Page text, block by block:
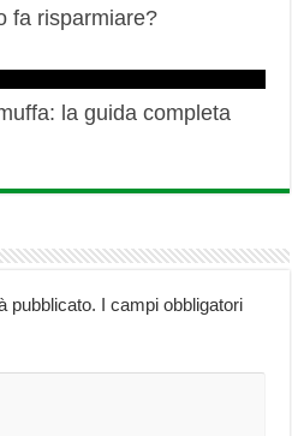
fa risparmiare?
la guida completa
pubblicato. I campi obbligatori